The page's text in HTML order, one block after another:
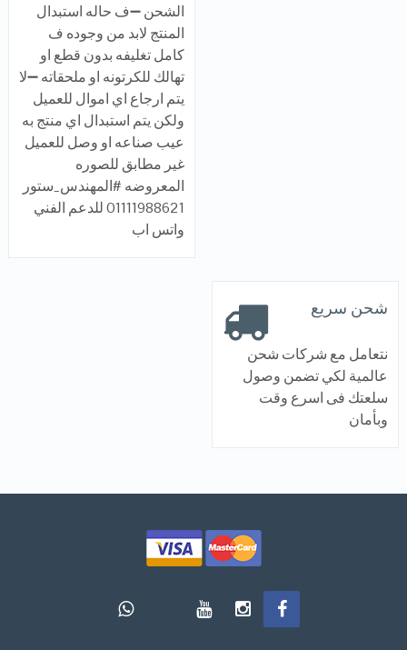
الشحن ➖ف حاله استبدال
المنتج لابد من وجوده ف
كامل تغليفه بدون قطع او
تهالك للكرتونه او ملحقاته ➖لا
يتم ارجاع اي اموال للعميل
ولكن يتم استبدال اي منتج به
عيب صناعه او وصل للعميل
غير مطابق للصوره
المعروضه #المهندس_ستور
01111988621 للدعم الفني
واتس اب
شحن سريع
نتعامل مع شركات شحن
عالمية لكي تضمن وصول
سلعتك فى اسرع وقت
وبأمان